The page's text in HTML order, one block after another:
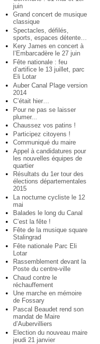
juin
Grand concert de musique
classique
Spectacles, défilés,
sports, espaces détente…
Kery James en concert à
l’Embarcadère le 27 juin
Fête nationale : feu
d’artifice le 13 juillet, parc
Eli Lotar
Auber Canal Plage version
2014
C’était hier…
Pour ne pas se laisser
plumer...
Chaussez vos patins !
Participez citoyens !
Communiqué du maire
Appel à candidatures pour
les nouvelles équipes de
quartier
Résultats du 1er tour des
élections départementales
2015
La nocturne cycliste le 12
mai
Balades le long du Canal
C’est la fête !
Fête de la musique square
Stalingrad
Fête nationale Parc Eli
Lotar
Rassemblement devant la
Poste du centre-ville
Chaud contre le
réchauffement
Une marche en mémoire
de Fossary
Pascal Beaudet rend son
mandat de Maire
d’Aubervilliers
Election du nouveau maire
jeudi 21 janvier